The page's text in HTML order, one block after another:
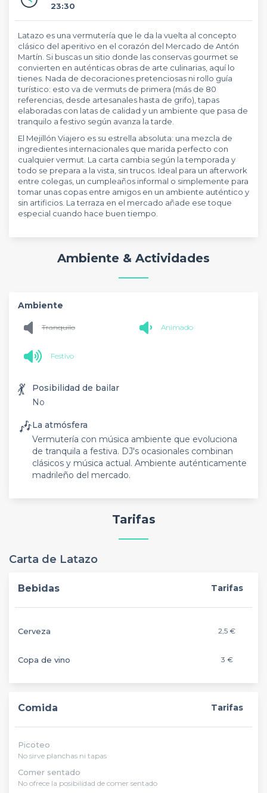
23:30
Latazo es una vermutería que le da la vuelta al concepto
clásico del aperitivo en el corazón del Mercado de Antón
Martín. Si buscas un sitio donde las conservas gourmet se
convierten en auténticas obras de arte culinarias, aquí lo
tienes. Nada de decoraciones pretenciosas ni rollo guía
turístico: esto va de vermuts de primera (más de 80
referencias, desde artesanales hasta de grifo), tapas
elaboradas con latas de calidad y un ambiente que pasa de
tranquilo a festivo según avanza la tarde.
El Mejillón Viajero es su estrella absoluta: una mezcla de
ingredientes internacionales que marida perfecto con
cualquier vermut. La carta cambia según la temporada y
todo se prepara a la vista, sin trucos. Ideal para un afterwork
entre colegas, un cumpleaños informal o simplemente para
tomar unas copas entre amigos en un ambiente auténtico y
sin artificios. La terraza en el mercado añade ese toque
especial cuando hace buen tiempo.
Ambiente & Actividades
Ambiente
Tranquilo Animado
Festivo
💃
Posibilidad de bailar
No
🎶La atmósfera
Vermutería con música ambiente que evoluciona
de tranquila a festiva. DJ's ocasionales combinan
clásicos y música actual. Ambiente auténticamente
madrileño del mercado.
Tarifas
Carta de Latazo
Bebidas Tarifas
Cerveza 2,5 €
Copa de vino 3 €
Comida Tarifas
Picoteo
No sirve planchas ni tapas
Comer sentado
No ofrece la posibilidad de comer sentado